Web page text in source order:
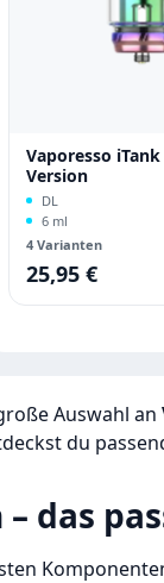
Vaporesso
Version
DL
6 ml
4 Varianten
Regulärer Preis:
25,95 €
Auswahl an
du
– das